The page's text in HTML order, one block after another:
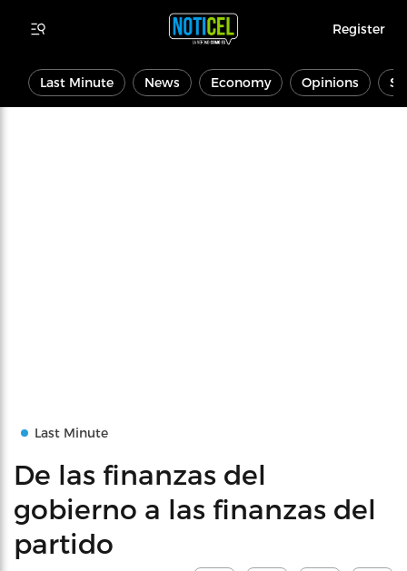
Register
Last Minute News Economy Opinions
Last Minute
De las finanzas del
gobierno a las finanzas del
partido